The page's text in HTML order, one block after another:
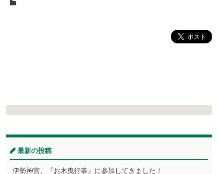
最新の投稿
伊勢神宮、『お木曳行事』に参加してきました！